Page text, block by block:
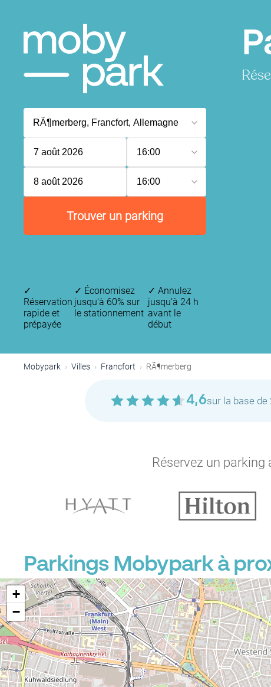
7 août 2026 16:00
8 août 2026 16:00
Trouver un parking
✓
Réservation
rapide et
prépayée
✓ Économisez
jusqu'à 60% sur
le stationnement
✓ Annulez
jusqu’à 24 h
avant le
début
Mobypark Villes Francfort RÃ¶merberg
4,6sur la base
Réservez un
Parkings Mobypark à
+
−